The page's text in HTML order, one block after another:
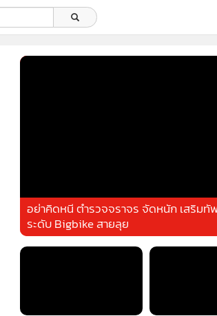
อย่าคิดหนี ตำรวจจราจร จัดหนัก เสริมทั
ระดับ Bigbike สายลุย